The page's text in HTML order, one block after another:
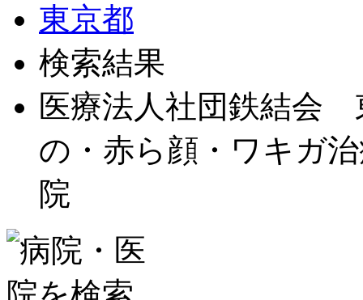
東京都
検索結果
医療法人社団鉄結会
の・赤ら顔・ワキガ
院